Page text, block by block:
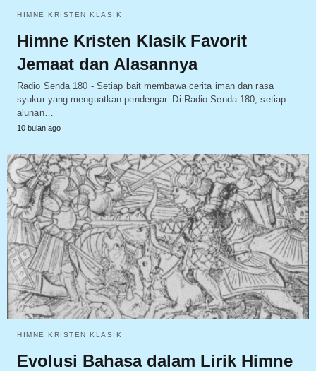
HIMNE KRISTEN KLASIK
Himne Kristen Klasik Favorit
Jemaat dan Alasannya
Radio Senda 180 - Setiap bait membawa cerita iman dan rasa
syukur yang menguatkan pendengar. Di Radio Senda 180, setiap
alunan…
10 bulan ago
HIMNE KRISTEN KLASIK
Evolusi Bahasa dalam Lirik Himne